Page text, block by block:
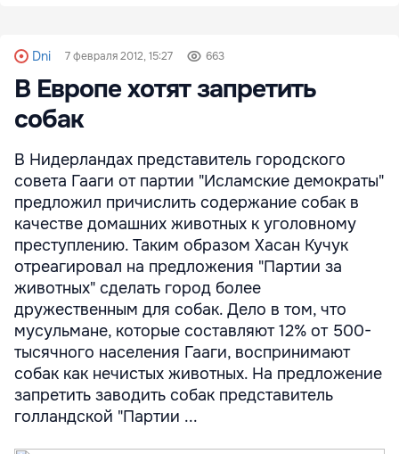
Dni 7 февраля 2012, 15:27 663
В Европе хотят запретить
собак
В Нидерландах представитель городского
совета Гааги от партии "Исламские демократы"
предложил причислить содержание собак в
качестве домашних животных к уголовному
преступлению. Таким образом Хасан Кучук
отреагировал на предложения "Партии за
животных" сделать город более
дружественным для собак. Дело в том, что
мусульмане, которые составляют 12% от 500-
тысячного населения Гааги, воспринимают
собак как нечистых животных. На предложение
запретить заводить собак представитель
голландской "Партии ...